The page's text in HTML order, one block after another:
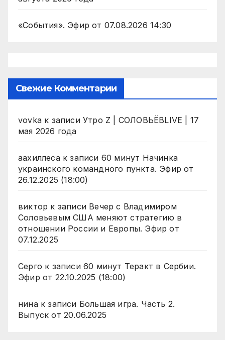
«События». Эфир от 07.08.2026 14:30
Свежие Комментарии
vovka к записи Утро Z | СОЛОВЬЁВLIVE | 17
мая 2026 года
аахиллесак записи 60 минут Начинка
украинского командного пункта. Эфир от
26.12.2025 (18:00)
виктор к записи Вечер с Владимиром
Соловьевым США меняют стратегию в
отношении России и Европы. Эфир от
07.12.2025
Серго к записи 60 минут Теракт в Сербии.
Эфир от 22.10.2025 (18:00)
нинак записи Большая игра. Часть 2.
Выпуск от 20.06.2025